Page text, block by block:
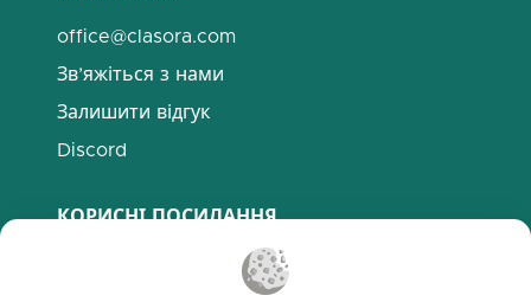
office@clasora.com
Зв’яжіться з нами
Залишити відгук
Discord
КОРИСНІ ПОСИЛАННЯ
Поширені запитання